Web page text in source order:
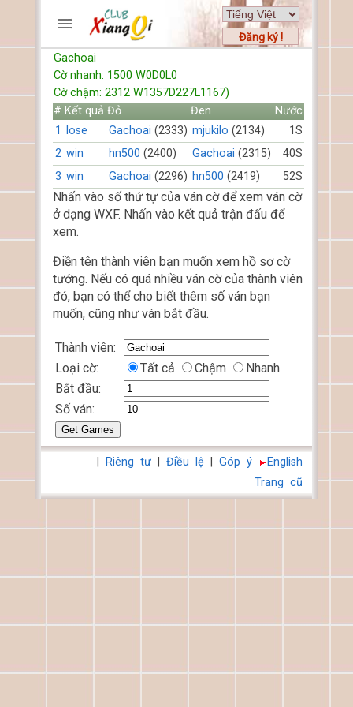
Đăng ký !
TRƯƠNG MỤC
Trang chủ
Đăng ký
Thành viên mới
Cách chơi
Hỏi đáp
Luật cờ tướng
Luật cờ úp
FORUMS
TIẾN LÊN
Gachoai
Cờ nhanh: 1500 W0D0L0
Cờ chậm: 2312 W1357D227L1167)
# Kết quả Đỏ Đen
Nước
1
lose Gachoai (2333) mjukilo (2134)
1S
2 win hn500 (2400) Gachoai (2315)
40S
3 win Gachoai (2296) hn500 (2419) 52S
Nhấn vào số thứ tự của ván cờ để xem ván cờ
ở dạng WXF. Nhấn vào kết quả trận đấu để
xem.
Điền tên thành viên bạn muốn xem hồ sơ cờ
tướng. Nếu có quá nhiều ván cờ của thành viên
đó, bạn có thể cho biết thêm số ván bạn
muốn, cũng như ván bắt đầu.
Thành viên:
Loại cờ:
Tất cả Chậm
Nhanh
Bắt đầu:
Số ván:
English
Góp ý
Điều lệ
Riêng tư
Trang cũ